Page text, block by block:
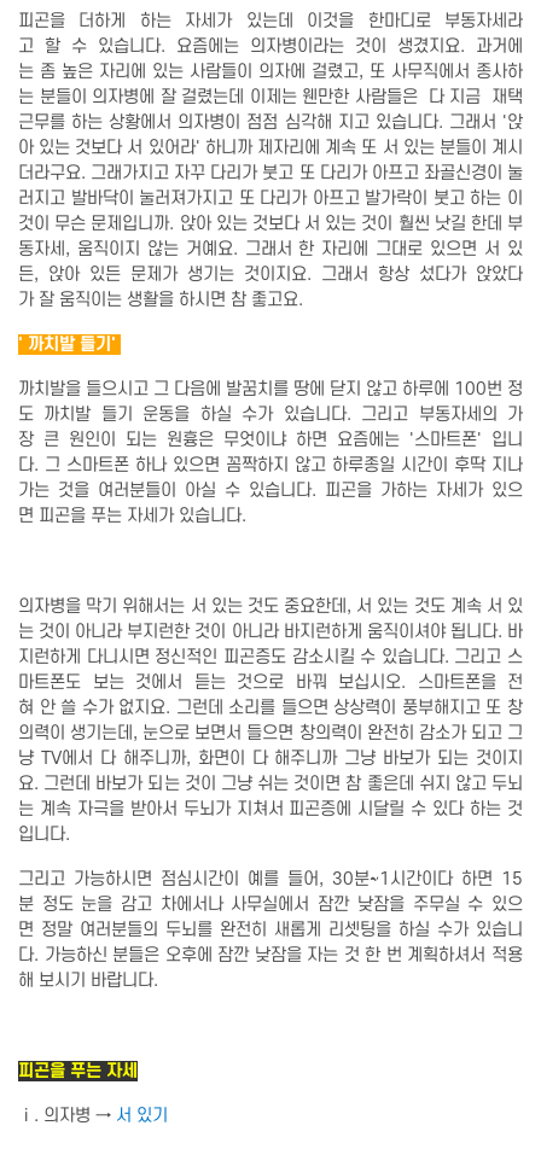
피곤을 더하게 하는 자세가 있는데 이것을 한마디로 부동자세라
고 할 수 있습니다. 요즘에는 의자병이라는 것이 생겼지요. 과거에
는 좀 높은 자리에 있는 사람들이 의자에 걸렸고, 또 사무직에서 종사하
는 분들이 의자병에 잘 걸렸는데 이제는 웬만한 사람들은 다 지금 재택
근무를 하는 상황에서 의자병이 점점 심각해 지고 있습니다. 그래서 '앉
아 있는 것보다 서 있어라' 하니까 제자리에 계속 또 서 있는 분들이 계시
더라구요. 그래가지고 자꾸 다리가 붓고 또 다리가 아프고 좌골신경이 눌
러지고 발바닥이 눌러져가지고 또 다리가 아프고 발가락이 붓고 하는 이
것이 무슨 문제입니까. 앉아 있는 것보다 서 있는 것이 훨씬 낫길 한데 부
동자세, 움직이지 않는 거예요. 그래서 한 자리에 그대로 있으면 서 있
든, 앉아 있든 문제가 생기는 것이지요. 그래서 항상 섰다가 앉았다
가 잘 움직이는 생활을 하시면 참 좋고요.
' 까치발 들기'
까치발을 들으시고 그 다음에 발꿈치를 땅에 닫지 않고 하루에 100번 정
도 까치발 들기 운동을 하실 수가 있습니다. 그리고 부동자세의 가
장 큰 원인이 되는 원흉은 무엇이냐 하면 요즘에는 '스마트폰' 입니
다. 그 스마트폰 하나 있으면 꼼짝하지 않고 하루종일 시간이 후딱 지나
가는 것을 여러분들이 아실 수 있습니다. 피곤을 가하는 자세가 있으
면 피곤을 푸는 자세가 있습니다.
의자병을 막기 위해서는 서 있는 것도 중요한데, 서 있는 것도 계속 서 있
는 것이 아니라 부지런한 것이 아니라 바지런하게 움직이셔야 됩니다. 바
지런하게 다니시면 정신적인 피곤증도 감소시킬 수 있습니다. 그리고 스
마트폰도 보는 것에서 듣는 것으로 바꿔 보십시오. 스마트폰을 전
혀 안 쓸 수가 없지요. 그런데 소리를 들으면 상상력이 풍부해지고 또 창
의력이 생기는데, 눈으로 보면서 들으면 창의력이 완전히 감소가 되고 그
냥 TV에서 다 해주니까, 화면이 다 해주니까 그냥 바보가 되는 것이지
요. 그런데 바보가 되는 것이 그냥 쉬는 것이면 참 좋은데 쉬지 않고 두뇌
는 계속 자극을 받아서 두뇌가 지쳐서 피곤증에 시달릴 수 있다 하는 것
입니다.
그리고 가능하시면 점심시간이 예를 들어, 30분~1시간이다 하면 15
분 정도 눈을 감고 차에서나 사무실에서 잠깐 낮잠을 주무실 수 있으
면 정말 여러분들의 두뇌를 완전히 새롭게 리셋팅을 하실 수가 있습니
다. 가능하신 분들은 오후에 잠깐 낮잠을 자는 것 한 번 계획하셔서 적용
해 보시기 바랍니다.
피곤을 푸는 자세
ⅰ. 의자병 → 서 있기